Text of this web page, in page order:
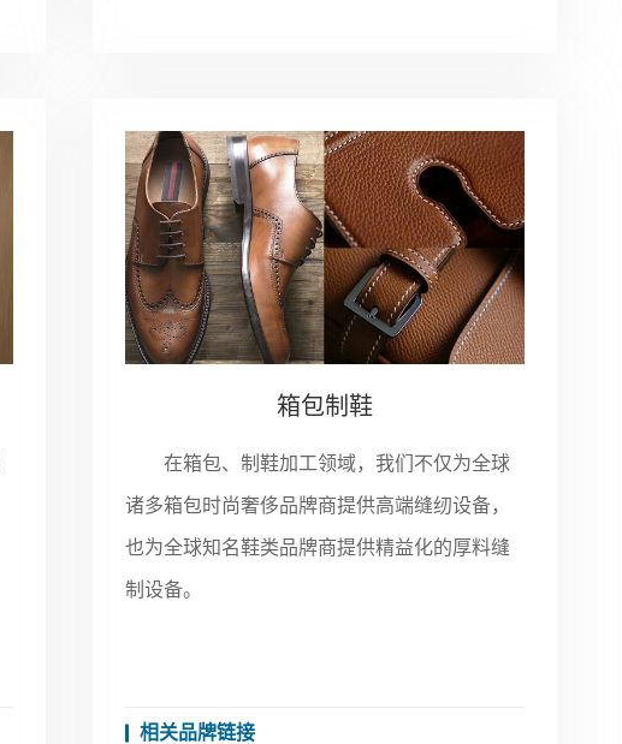
箱包制鞋
在箱包、制鞋加工领域，我们不仅为全球
诸多箱包时尚奢侈品牌商提供高端缝纫设备，
也为全球知名鞋类品牌商提供精益化的厚料缝
制设备。
相关品牌链接